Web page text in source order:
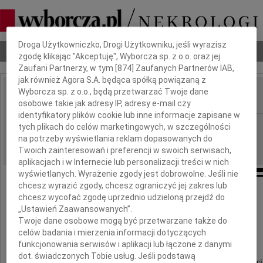
Nekrologi Odeszli Poradnik pogrzebowy
IMIĘ I NAZWISKO:
REGION: Warszawa, Łódź
DATA EMISJI: 04.11.2021
Drogiej Koleżance
Krystynie Wódz
Dbamy o Twoją prywatność
Droga Użytkowniczko, Drogi Użytkowniku, jeśli wyrazisz
zgodę klikając "Akceptuję", Wyborcza sp. z o.o. oraz jej
Zaufani Partnerzy, w tym [874 ] Zaufanych Partnerów IAB,
jak również Agora S.A. będąca spółką powiązaną z
Wyborcza sp. z o.o., będą przetwarzać Twoje dane
osobowe takie jak adresy IP, adresy e-mail czy
identyfikatory plików cookie lub inne informacje zapisane w
tych plikach do celów marketingowych, w szczególności
na potrzeby wyświetlania reklam dopasowanych do
Twoich zainteresowań i preferencji w swoich serwisach,
aplikacjach i w Internecie lub personalizacji treści w nich
wyświetlanych. Wyrażenie zgody jest dobrowolne. Jeśli nie
chcesz wyrazić zgody, chcesz ograniczyć jej zakres lub
chcesz wycofać zgodę uprzednio udzieloną przejdź do
„Ustawień Zaawansowanych”.
Twoje dane osobowe mogą być przetwarzane także do
celów badania i mierzenia informacji dotyczących
funkcjonowania serwisów i aplikacji lub łączone z danymi
dot. świadczonych Tobie usług. Jeśli podstawą